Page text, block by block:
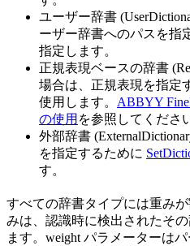
ユーザー辞書
ーザー辞書へのパスを指
指定します。
正規表現ベースの辞書
場合は、正規表現を指定
使用します。 ABBYY
の使用 を参照してくださ
外部辞書
を指定するために
す。
すべての辞書タイプには重み
みは、認識時に検出されたそ
ます。weight パラメーターは